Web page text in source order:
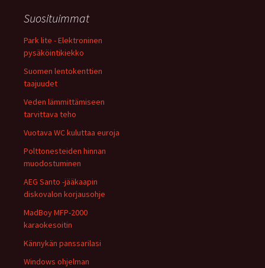
Suosituimmat
Park lite - Elektroninen
pysäköintikiekko
Suomen lentokenttien
taajuudet
Veden lämmittämiseen
tarvittava teho
Vuotava WC kuluttaa euroja
Polttonesteiden hinnan
muodostuminen
AEG Santo -jääkaapin
diskovalon korjausohje
MadBoy MFP-2000
karaokesoitin
Kännykän panssarilasi
Windows ohjelman